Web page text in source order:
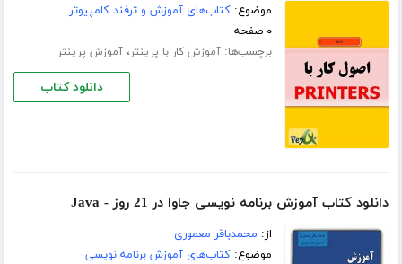
موضوع:کتاب‌های آموزش و ترفند کامپیوتر
۰ صفحه
برچسب‌ها:آموزش کار با پرینتر،آموزش پرینتر
دانلود کتاب
دانلود کتاب آموزش برنامه نویسی جاوا در 21 روز - Java
از: محمدباقر معموری
موضوع:کتاب‌های آموزش برنامه نویسی